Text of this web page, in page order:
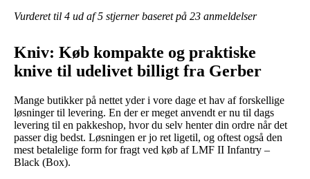
Vurderet til 4 ud af 5 stjerner baseret på 23 anmeldelser
Kniv: Køb kompakte og praktiske
knive til udelivet billigt fra Gerber
Mange butikker på nettet yder i vore dage et hav af forskellige
løsninger til levering. En der er meget anvendt er nu til dags
levering til en pakkeshop, hvor du selv henter din ordre når det
passer dig bedst. Løsningen er jo ret ligetil, og oftest også den
mest betalelige form for fragt ved køb af LMF II Infantry –
Black (Box).